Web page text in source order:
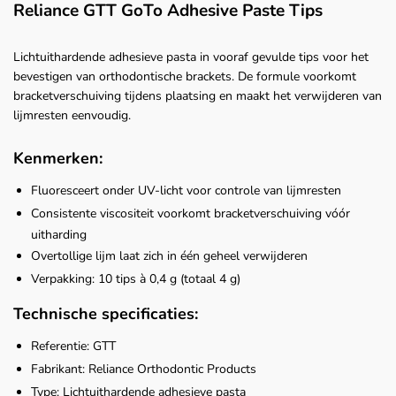
Reliance GTT GoTo Adhesive Paste Tips
Lichtuithardende adhesieve pasta in vooraf gevulde tips voor het
bevestigen van orthodontische brackets. De formule voorkomt
bracketverschuiving tijdens plaatsing en maakt het verwijderen van
lijmresten eenvoudig.
Kenmerken:
Fluoresceert onder UV-licht voor controle van lijmresten
Consistente viscositeit voorkomt bracketverschuiving vóór
uitharding
Overtollige lijm laat zich in één geheel verwijderen
Verpakking: 10 tips à 0,4 g (totaal 4 g)
Technische specificaties:
Referentie: GTT
Fabrikant: Reliance Orthodontic Products
Type: Lichtuithardende adhesieve pasta